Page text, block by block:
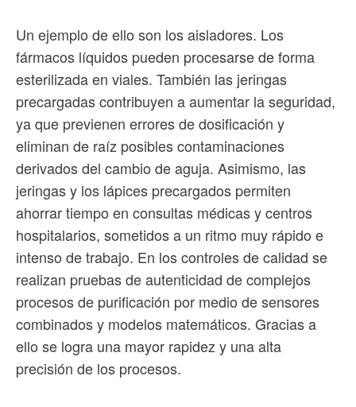
Un ejemplo de ello son los aisladores. Los
fármacos líquidos pueden procesarse de forma
esterilizada en viales. También las jeringas
precargadas contribuyen a aumentar la seguridad,
ya que previenen errores de dosificación y
eliminan de raíz posibles contaminaciones
derivados del cambio de aguja. Asimismo, las
jeringas y los lápices precargados permiten
ahorrar tiempo en consultas médicas y centros
hospitalarios, sometidos a un ritmo muy rápido e
intenso de trabajo. En los controles de calidad se
realizan pruebas de autenticidad de complejos
procesos de purificación por medio de sensores
combinados y modelos matemáticos. Gracias a
ello se logra una mayor rapidez y una alta
precisión de los procesos.